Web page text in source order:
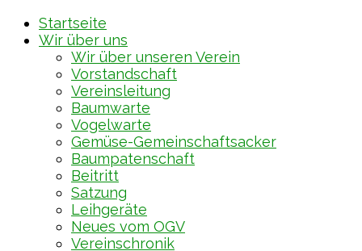
Startseite
Wir über uns
Wir über unseren Verein
Vorstandschaft
Vereinsleitung
Baumwarte
Vogelwarte
Gemüse-Gemeinschaftsacker
Baumpatenschaft
Beitritt
Satzung
Leihgeräte
Neues vom OGV
Vereinschronik